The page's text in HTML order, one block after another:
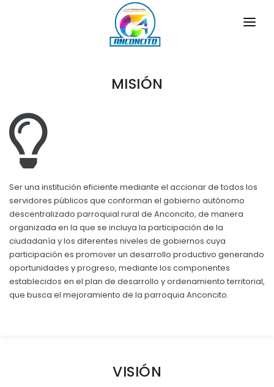
GENERALIDADES
Historia Local
Limites
SÍMBOLOS CÍVICOS
Bandera de la Parroquia
Escudo de la Parroquia
Himno a la Parroquia
GAD
TRANSPARENCIA
NEW
GESTIÓN INSTITUCIONAL
Sesiones Ordinarias
Sesiones Extraordinarias
Resoluciones
Convocatorias
Plan Operativo Anual - POA
MECANISMOS DE PARTICIPACIÓN
CIUDADANÍA ACTIVA
Solicitud de acceso información pública
CONSEJO DE PLANIFICACIÓN 2024
CONSEJO DE PLANIFICACION 2025
TURISMO
MISIÓN
Ser una institución eficiente mediante el accionar de todos los
servidores públicos que conforman el gobierno autónomo
descentralizado parroquial rural de Anconcito, de manera
organizada en la que se incluya la participación de la
ciudadanía y los diferentes niveles de gobiernos cuya
participación es promover un desarrollo productivo generando
oportunidades y progreso, mediante los componentes
establecidos en el plan de desarrollo y ordenamiento territorial,
que busca el mejoramiento de la parroquia Anconcito.
VISIÓN